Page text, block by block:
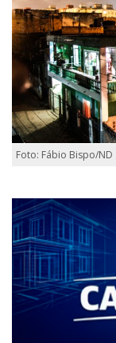
Foto: Fábio Bispo/ND